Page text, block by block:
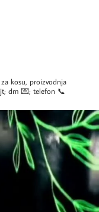
kosu, proizvodnja
dm 💌; telefon 📞